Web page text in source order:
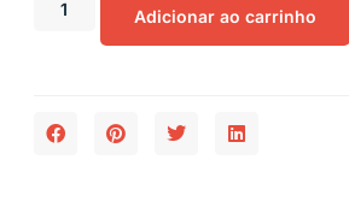
Adicionar ao carrinho